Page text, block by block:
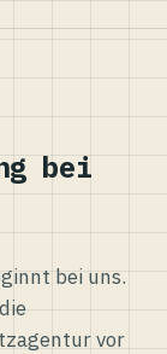
bei
bei uns.
vor